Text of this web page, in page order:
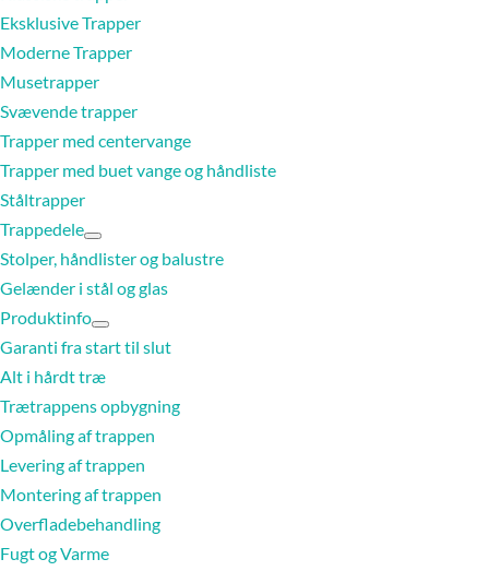
Eksklusive Trapper
Moderne Trapper
Musetrapper
Svævende trapper
Trapper med centervange
Trapper med buet vange og håndliste
Ståltrapper
Trappedele
Stolper, håndlister og balustre
Gelænder i stål og glas
Produktinfo
Garanti fra start til slut
Alt i hårdt træ
Trætrappens opbygning
Opmåling af trappen
Levering af trappen
Montering af trappen
Overfladebehandling
Fugt og Varme